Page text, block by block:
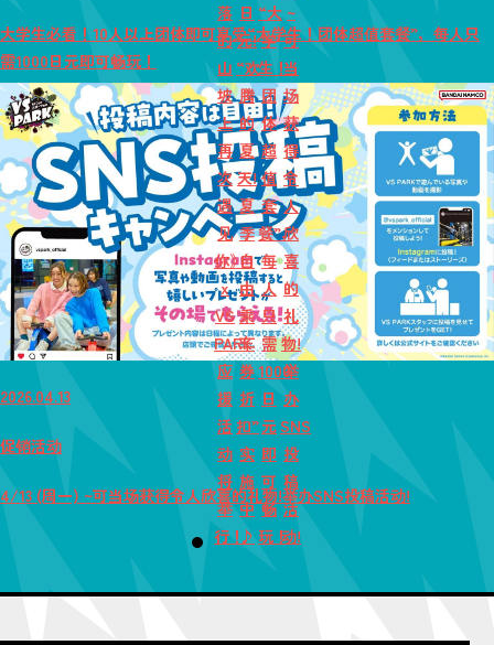
落
的
山
坡
上
再
次
遇
见
你》
x
VS
PARK
应
援
活
动
将
举
行！
日
元!
“欢
腾
的
夏
天!
夏
季
自
由
乘
车
券
折
扣”
实
施
中
♪
“大
学
生！
团
体
超
值
套
餐”，
每
人
只
需
1000
日
元
即
可
畅
玩！
~
可
当
场
获
得
令
人
欣
喜
的
礼
物!
举
办
SNS
投
稿
活
动!
大学生必看！10人以上团体即可享受“大学生！团体超值套餐”，每人只
需1000日元即可畅玩！
2026.04.13
促销活动
4/13 (周一) ~可当场获得令人欣喜的礼物!举办SNS投稿活动!